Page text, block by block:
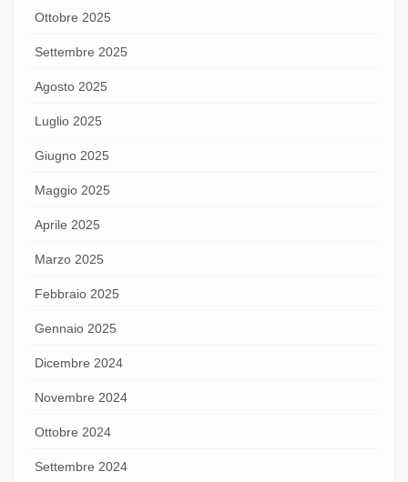
Ottobre 2025
Settembre 2025
Agosto 2025
Luglio 2025
Giugno 2025
Maggio 2025
Aprile 2025
Marzo 2025
Febbraio 2025
Gennaio 2025
Dicembre 2024
Novembre 2024
Ottobre 2024
Settembre 2024